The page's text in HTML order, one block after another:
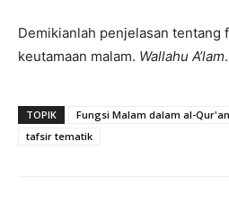
Demikianlah penjelasan tentang
keutamaan malam. Wallahu A’lam.
TOPIK Fungsi Malam dalam al-Qur'an
tafsir tematik